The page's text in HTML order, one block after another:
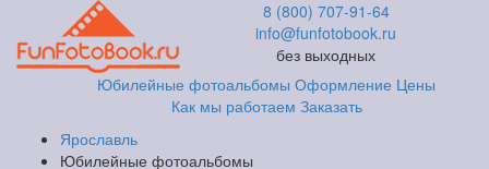
8 (800) 707-91-64
info@funfotobook.ru
без выходных
Юбилейные фотоальбомы Оформление Цены
Как мы работаем Заказать
Ярославль
Юбилейные фотоальбомы